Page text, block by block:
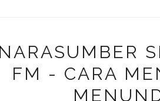
NARASUMBER
FM - CARA